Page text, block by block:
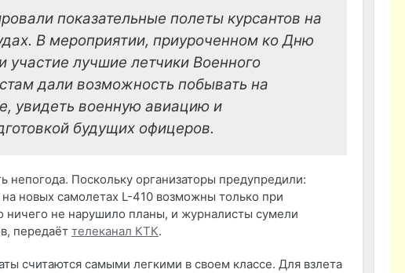
показательные полеты курсантов на
В мероприятии, приуроченном ко Дню
участие лучшие летчики Военного
дали возможность побывать на
увидеть военную авиацию и
будущих офицеров.
непогода. Поскольку организаторы предупредили:
новых самолетах L-410 возможны только при
ничего не нарушило планы, и журналисты сумели
передаёт телеканал КТК.
считаются самыми легкими в своем классе. Для взлета